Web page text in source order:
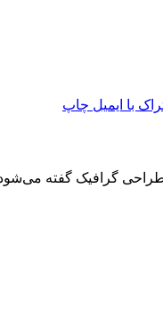
با ایمیل چاپ
گرافیک گفته